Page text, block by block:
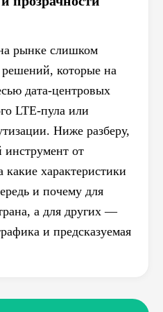
рынке слишком
которые на
дата-центровых
LTE-пула или
Ниже разберу,
инструмент от
характеристики
и почему для
а для других —
и предсказуемая